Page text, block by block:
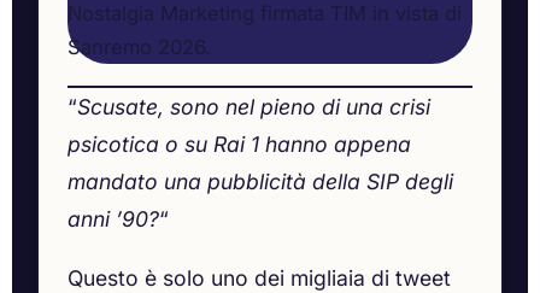
Nostalgia Marketing firmata TIM in vista di
Sanremo 2026.
“Scusate, sono nel pieno di una crisi
psicotica o su Rai 1 hanno appena
mandato una pubblicità della SIP degli
anni ’90?“
Questo è solo uno dei migliaia di tweet